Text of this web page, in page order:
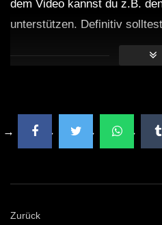
dem Video kannst du z.B.
unterstützen. Definitiv
und wenn Du einen
Zurück